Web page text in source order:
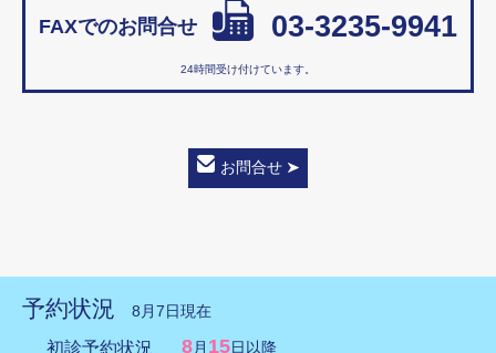
FAXでのお問合せ 03-3235-9941
24時間受け付けています。
お問合せ
予約状況 8月7日現在
初診予約状況 8月 15日以降